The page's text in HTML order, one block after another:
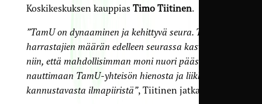
Koskikeskuksen kauppias Timo Tiitinen.
”TamU on dynaaminen ja kehittyvä seura. Toivon
harrastajien määrän edelleen seurassa kasvavan
niin, että mahdollisimman moni nuori pääsee
nauttimaan TamU-yhteisön hienosta ja liikkumiseen
kannustavasta ilmapiiristä”, Tiitinen jatkaa.